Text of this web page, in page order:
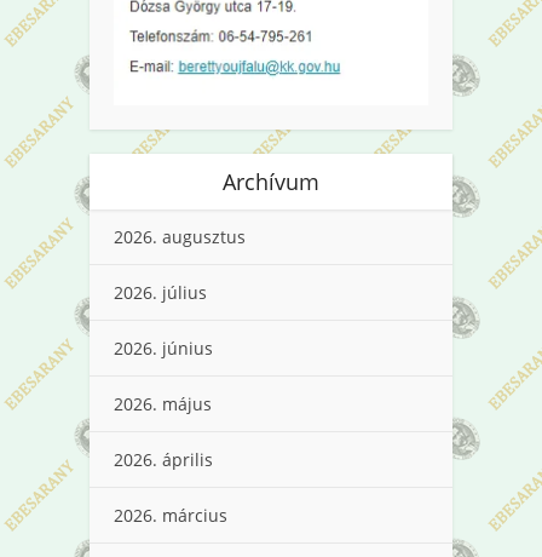
Archívum
2026. augusztus
2026. július
2026. június
2026. május
2026. április
2026. március